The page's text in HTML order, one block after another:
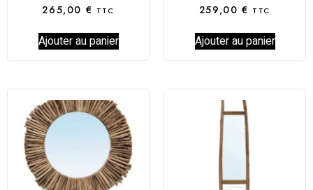
265,00 € TTC
Ajouter au panier
259,00€ TTC
Ajouter au panier